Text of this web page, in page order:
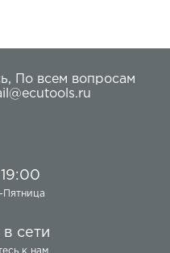
,
По всем вопросам
Пятница
в сети
к нам